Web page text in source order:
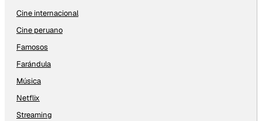
Cine internacional
Cine peruano
Famosos
Farándula
Música
Netflix
Streaming